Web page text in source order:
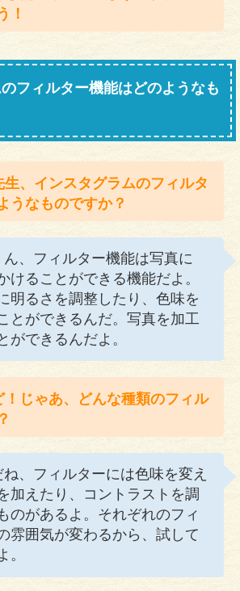
！
フィルター機能はどのようなも
生、インスタグラムのフィルタ
うなものですか？
ん、フィルター機能は写真に
けることができる機能だよ。
明るさを調整したり、色味を
とができるんだ。写真を加工
ができるんだよ。
！じゃあ、どんな種類のフィル
、フィルターには色味を変え
加えたり、コントラストを調
のがあるよ。それぞれのフィ
雰囲気が変わるから、試して
。